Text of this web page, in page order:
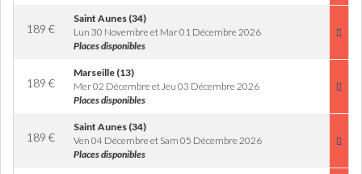
189 €
Saint Aunes (34)
Lun 30 Novembre et Mar 01 Décembre 2026
Places disponibles
189 €
Marseille (13)
Mer 02 Décembre et Jeu 03 Décembre 2026
Places disponibles
189 €
Saint Aunes (34)
Ven 04 Décembre et Sam 05 Décembre 2026
Places disponibles